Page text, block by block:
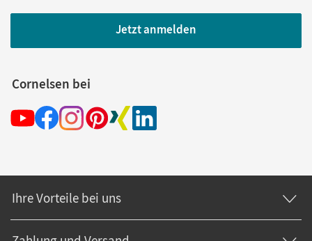
Jetzt anmelden
Cornelsen bei
Ihre Vorteile bei uns